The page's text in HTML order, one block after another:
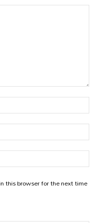
this browser for the next time